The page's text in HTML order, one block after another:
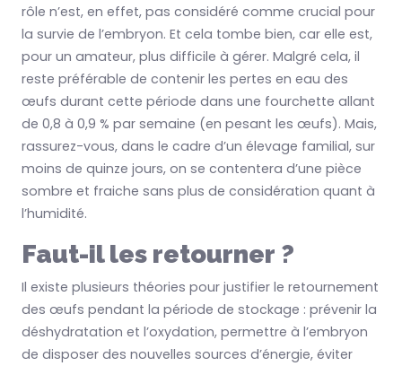
rôle n’est, en effet, pas considéré comme crucial pour
la survie de l’embryon. Et cela tombe bien, car elle est,
pour un amateur, plus difficile à gérer. Malgré cela, il
reste préférable de contenir les pertes en eau des
œufs durant cette période dans une fourchette allant
de 0,8 à 0,9 % par semaine (en pesant les œufs). Mais,
rassurez-vous, dans le cadre d’un élevage familial, sur
moins de quinze jours, on se contentera d’une pièce
sombre et fraiche sans plus de considération quant à
l’humidité.
Faut-il les retourner ?
Il existe plusieurs théories pour justifier le retournement
des œufs pendant la période de stockage : prévenir la
déshydratation et l’oxydation, permettre à l’embryon
de disposer des nouvelles sources d’énergie, éviter